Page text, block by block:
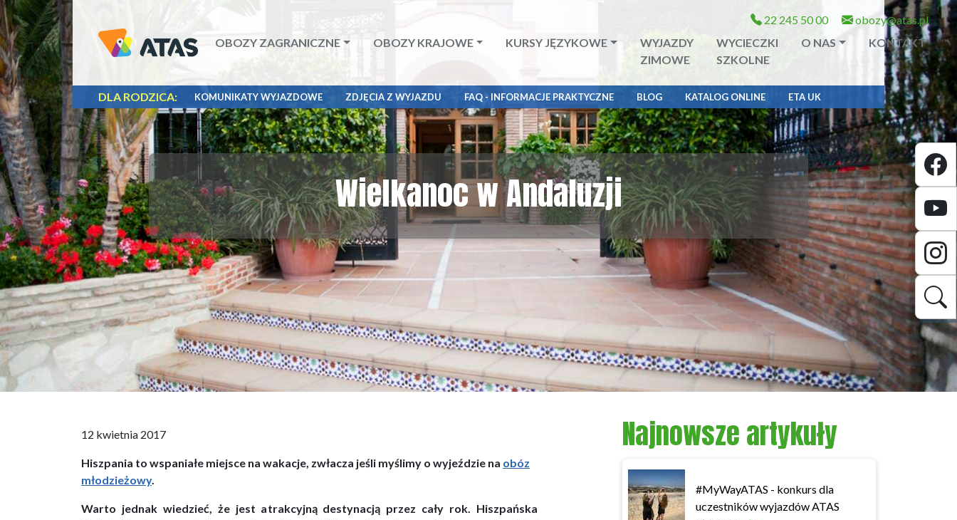
22 245 50 00
obozy@atas.pl
OBOZY ZAGRANICZNE
OBOZY KRAJOWE KURSY JĘZYKOWE
WYJAZDY
ZIMOWE
WYCIECZKI
SZKOLNE
O NAS KONTAKT
DLA RODZICA: KOMUNIKATY WYJAZDOWE ZDJĘCIA Z WYJAZDU FAQ - INFORMACJE PRAKTYCZNE BLOG KATALOG ONLINE ETA UK
Wielkanoc w Andaluzji
12 kwietnia 2017
Hiszpania to wspaniałe miejsce na wakacje, zwłacza jeśli myślimy o wyjeździe na obóz
młodzieżowy.
Warto jednak wiedzieć, że jest atrakcyjną destynacją przez cały rok. Hiszpańska
Najnowsze artykuły
#MyWayATAS - konkurs dla
uczestników wyjazdów ATAS